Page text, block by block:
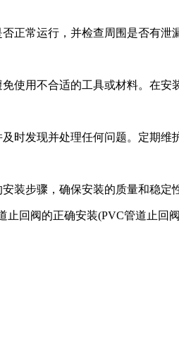
正常运行，并检查周围是否有泄
使用不合适的工具或材料。在安
时发现并处理任何问题。定期维
装步骤，确保安装的质量和稳